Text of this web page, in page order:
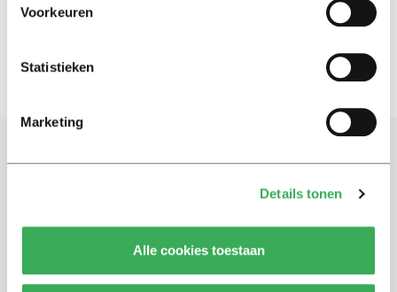
Voorkeuren
Statistieken
Marketing
Details tonen
Alle cookies toestaan
Schrijf je in voor onze nieuwsbrief
Blijf op de hoogte. Meld je aan voor de nieuwsbrief van
Univers.
Aanmelden